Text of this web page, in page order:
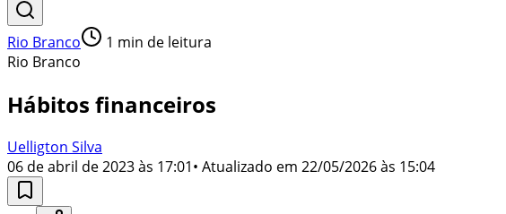
Rio Branco 1 min de leitura
Rio Branco
Hábitos financeiros
Uelligton Silva
06 de abril de 2023 às 17:01• Atualizado em 22/05/2026 às 15:04